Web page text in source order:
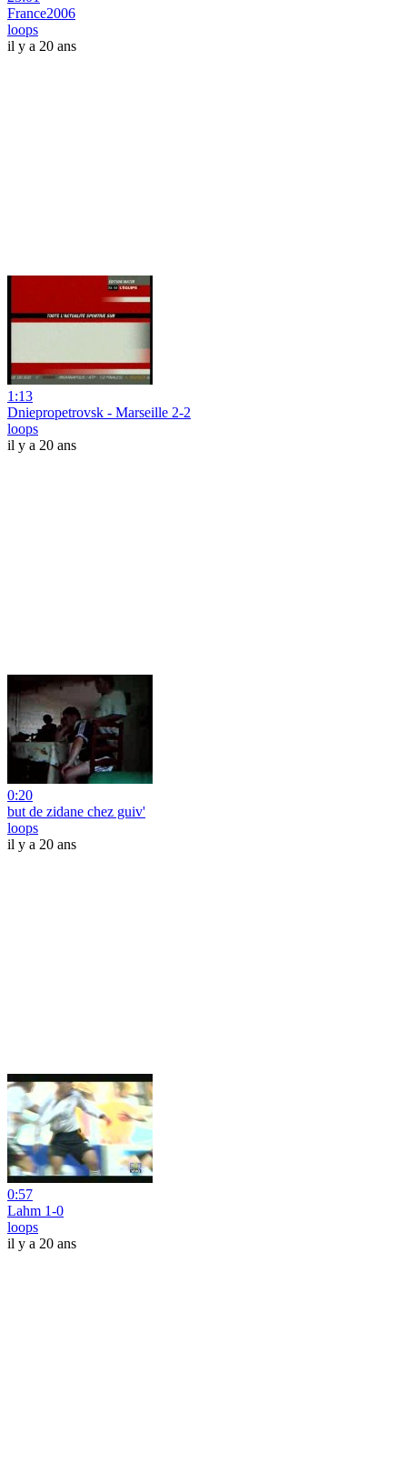
France2006
loops
il y a 20 ans
1:13
Dniepropetrovsk - Marseille 2-2
loops
il y a 20 ans
0:20
but de zidane chez guiv'
loops
il y a 20 ans
0:57
Lahm 1-0
loops
il y a 20 ans